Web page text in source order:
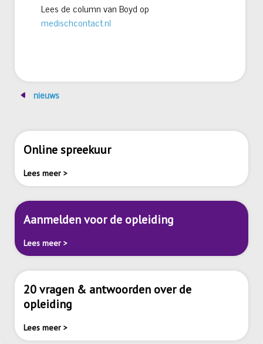
Lees de column van Boyd op
medischcontact.nl
nieuws
Online spreekuur
Lees meer >
Aanmelden voor de opleiding
Lees meer >
20 vragen & antwoorden over de
opleiding
Lees meer >